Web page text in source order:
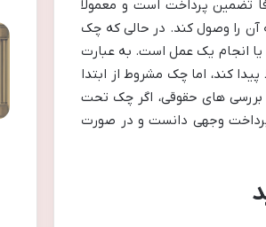
تضمین پرداخت است و معمولاً
آن را وصول کند. در حالی که چک
انجام یک عمل است. به عبارت
کند، اما چک مشروط از ابتدا
های حقوقی، اگر چک تحت
وجهی دانست و در صورت